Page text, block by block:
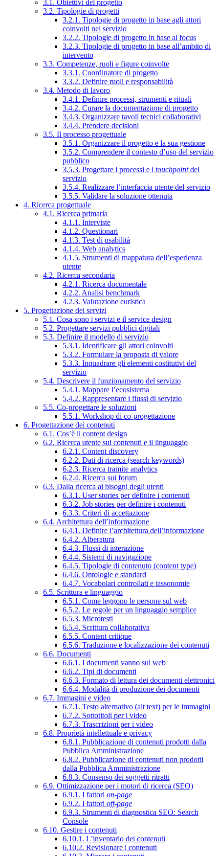
3.1. Obiettivi del progetto
3.2. Tipologie di progetti
3.2.1. Tipologie di progetto in base agli attori
coinvolti nel servizio
3.2.2. Tipologie di progetto in base al focus
3.2.3. Tipologie di progetto in base all’ambito di
intervento
3.3. Competenze, ruoli e figure coinvolte
3.3.1. Coordinatore di progetto
3.3.2. Definire ruoli e responsabilità
3.4. Metodo di lavoro
3.4.1. Definire processi, strumenti e rituali
3.4.2. Curare la documentazione di progetto
3.4.3. Organizzare tavoli tecnici collaborativi
3.4.4. Prendere decisioni
3.5. Il processo progettuale
3.5.1. Organizzare il progetto e la sua gestione
3.5.2. Comprendere il contesto d’uso del servizio
pubblico
3.5.3. Progettare i processi e i touchpointdel
servizio
3.5.4. Realizzare l’interfaccia utente del servizio
3.5.5. Validare la soluzione ottenuta
4. Ricerca progettuale
4.1. Ricerca primaria
4.1.1. Interviste
4.1.2. Questionari
4.1.3. Test di usabilità
4.1.4. Web analytics
4.1.5. Strumenti di mappatura dell’esperienza
utente
4.2. Ricerca secondaria
4.2.1. Ricerca documentale
4.2.2. Analisi benchmark
4.2.3. Valutazione euristica
5. Progettazione dei servizi
5.1. Cosa sono i servizi e il service design
5.2. Progettare servizi pubblici digitali
5.3. Definire il modello di servizio
5.3.1. Identificare gli attori coinvolti
5.3.2. Formulare la proposta di valore
5.3.3. Inquadrare gli elementi costitutivi del
servizio
5.4. Descrivere il funzionamento del servizio
5.4.1. Mappare l’ecosistema
5.4.2. Rappresentare i flussi di servizio
5.5. Co-progettare le soluzioni
5.5.1. Workshop di co-progettazione
6. Progettazione dei contenuti
6.1. Cos’è il content design
6.2. Ricerca utente sui contenuti e il linguaggio
6.2.1. Content discovery
6.2.2. Dati di ricerca (search keywords)
6.2.3. Ricerca tramite analytics
6.2.4. Ricerca sui forum
6.3. Dalla ricerca ai bisogni degli utenti
6.3.1. User stories per definire i contenuti
6.3.2. Job stories per definire i contenuti
6.3.3. Criteri di accettazione
6.4. Architettura dell’informazione
6.4.1. Definire l’architettura dell’informazione
6.4.2. Alberatura
6.4.3. Flussi di interazione
6.4.4. Sistemi di navigazione
6.4.5. Tipologie di contenuto (content type)
6.4.6. Ontologie e standard
6.4.7. Vocabolari controllati e tassonomie
6.5. Scrittura e linguaggio
6.5.1. Come leggono le persone sul web
6.5.2. Le regole per un linguaggio semplice
6.5.3. Microtesti
6.5.4. Scrittura collaborativa
6.5.5. Content critique
6.5.6. Traduzione e localizzazione dei contenuti
6.6. Documenti
6.6.1. I documenti vanno sul web
6.6.2. Tipi di documenti
6.6.3. Formato di lettura dei documenti elettronici
6.6.4. Modalità di produzione dei documenti
6.7. Immagini e video
6.7.1. Testo alternativo (alt text) per le immagini
6.7.2. Sottotitoli per i video
6.7.3. Trascrizioni per i video
6.8. Proprietà intellettuale e privacy
6.8.1. Pubblicazione di contenuti prodotti dalla
Pubblica Amministrazione
6.8.2. Pubblicazione di contenuti non prodotti
dalla Pubblica Amministrazione
6.8.3. Consenso dei soggetti ritratti
6.9. Ottimizzazione per i motori di ricerca (SEO)
6.9.1. I fattori on-page
6.9.2. I fattori off-page
6.9.3. Strumenti di diagnostica SEO: Search
Console
6.10. Gestire i contenuti
6.10.1. L’inventario dei contenuti
6.10.2. Revisionare i contenuti